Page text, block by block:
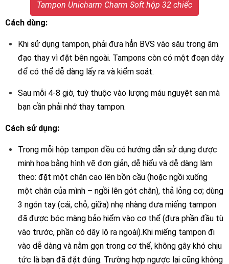
Tampon Unicharm Charm Soft hộp 32 chiếc
Cách dùng:
Khi sử dụng tampon, phải đưa hẳn BVS vào sâu trong âm
đạo thay vì đặt bên ngoài. Tampons còn có một đoạn dây
để có thể dễ dàng lấy ra và kiểm soát.
Sau mỗi 4-8 giờ, tuỳ thuộc vào lượng máu nguyệt san mà
bạn cần phải nhớ thay tampon.
Cách sử dụng:
Trong mỗi hộp tampon đều có hướng dẫn sử dụng được
minh hoạ bằng hình vẽ đơn giản, dễ hiểu và dễ dàng làm
theo: đặt một chân cao lên bồn cầu (hoặc ngồi xuống
một chân của mình – ngồi lên gót chân), thả lỏng cơ; dùng
3 ngón tay (cái, chỏ, giữa) nhẹ nhàng đưa miếng tampon
đã được bóc màng bảo hiểm vào cơ thể (đưa phần đầu tù
vào trước, phần có dây lộ ra ngoài).Khi miếng tampon đi
vào dễ dàng và nằm gọn trong cơ thể, không gây khó chịu
tức là bạn đã đặt đúng. Trường hợp ngược lại cũng không